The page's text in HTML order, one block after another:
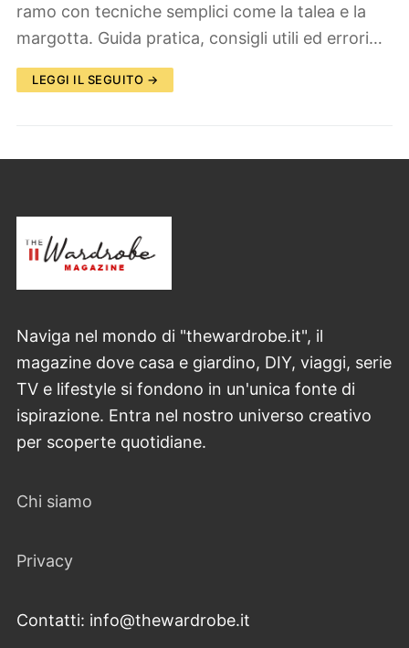
ramo con tecniche semplici come la talea e la
margotta. Guida pratica, consigli utili ed errori…
LEGGI IL SEGUITO →
Naviga nel mondo di "thewardrobe.it", il
magazine dove casa e giardino, DIY, viaggi, serie
TV e lifestyle si fondono in un'unica fonte di
ispirazione. Entra nel nostro universo creativo
per scoperte quotidiane.
Chi siamo
Privacy
Contatti: info@thewardrobe.it